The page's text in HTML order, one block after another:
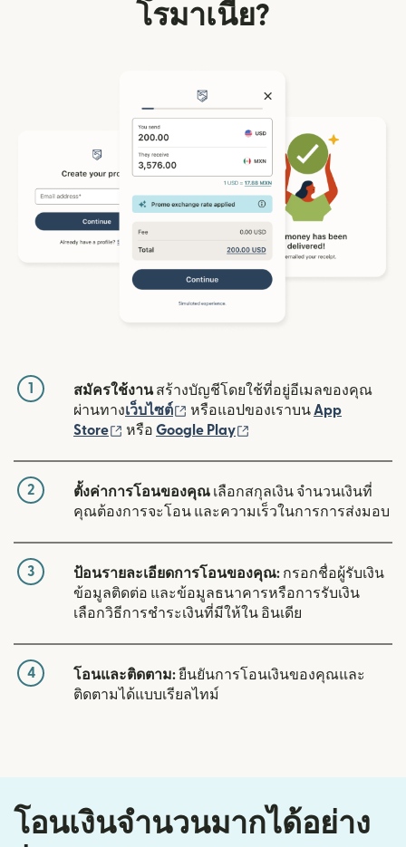
โรมาเนีย?
1 สมัครใช้งานสร้างบัญชีโดยใช้ที่อยู่อีเมลของคุณ
ผ่านทางเว็บไซต์ (เปิดในหน้าต่างใหม่)
หรือแอปของเราบนApp
Store
(เปิดในหน้าต่างใหม่)
หรือ Google Play
2 ตั้งค่าการโอนของคุณ เลือกสกุลเงิน จำนวนเงินที่
คุณต้องการจะโอน และความเร็วในการการส่งมอบ
3 ป้อนรายละเอียดการโอนของคุณ: กรอกชื่อผู้รับเงิน
ข้อมูลติดต่อ และข้อมูลธนาคารหรือการรับเงิน
เลือกวิธีการชำระเงินที่มีให้ใน อินเดีย
4 โอนและติดตาม:ยืนยันการโอนเงินของคุณและ
ติดตามได้แบบเรียลไทม์
โอนเงินจำนวนมากได้อย่าง